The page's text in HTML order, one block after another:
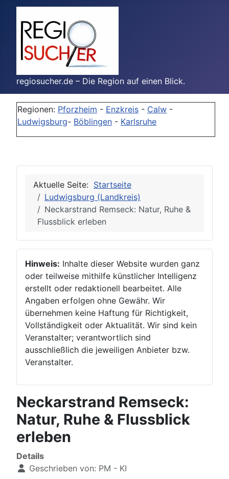
regiosucher.de – Die Region auf einen Blick.
Regionen: Pforzheim - Enzkreis - Calw -
Ludwigsburg- Böblingen - Karlsruhe
Aktuelle Seite: Startseite
Ludwigsburg (Landkreis)
Neckarstrand Remseck: Natur, Ruhe &
Flussblick erleben
Hinweis: Inhalte dieser Website wurden ganz
oder teilweise mithilfe künstlicher Intelligenz
erstellt oder redaktionell bearbeitet. Alle
Angaben erfolgen ohne Gewähr. Wir
übernehmen keine Haftung für Richtigkeit,
Vollständigkeit oder Aktualität. Wir sind kein
Veranstalter; verantwortlich sind
ausschließlich die jeweiligen Anbieter bzw.
Veranstalter.
Neckarstrand Remseck:
Natur, Ruhe & Flussblick
erleben
Details
Geschrieben von: PM - KI